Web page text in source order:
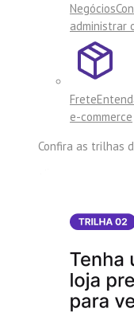
Negócios
administrar
Frete
e-commerce
Confira as trilhas